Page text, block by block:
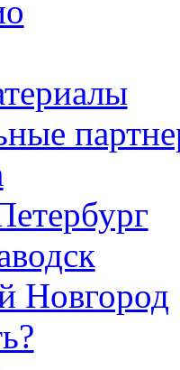
Новгород